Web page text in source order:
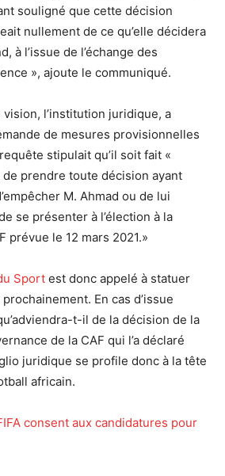
souligné que cette décision
nullement de ce qu’elle décidera
à l’issue de l’échange des
», ajoute le communiqué.
l’institution juridique, a
de mesures provisionnelles
stipulait qu’il soit fait «
de prendre toute décision ayant
M. Ahmad ou de lui
se présenter à l’élection à la
prévue le 12 mars 2021.»
Sport est donc appelé à statuer
En cas d’issue
t-il de la décision de la
de la CAF qui l’a déclaré
juridique se profile donc à la tête
africain.
consent aux candidatures pour